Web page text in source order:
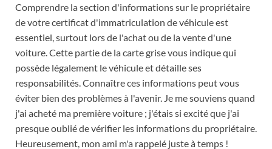
Comprendre la section d'informations sur le propriétaire
de votre certificat d'immatriculation de véhicule est
essentiel, surtout lors de l'achat ou de la vente d'une
voiture. Cette partie de la carte grise vous indique qui
possède légalement le véhicule et détaille ses
responsabilités. Connaître ces informations peut vous
éviter bien des problèmes à l'avenir. Je me souviens quand
j'ai acheté ma première voiture ; j'étais si excité que j'ai
presque oublié de vérifier les informations du propriétaire.
Heureusement, mon ami m'a rappelé juste à temps !